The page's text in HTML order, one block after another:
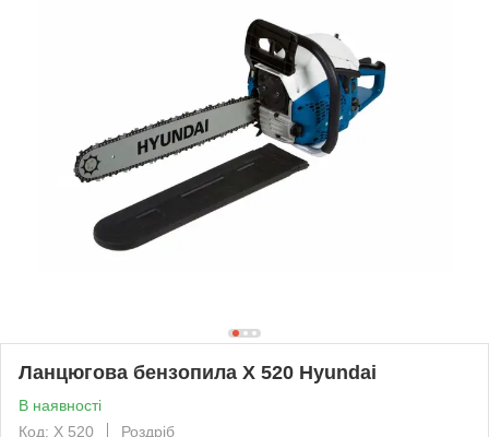
Ланцюгова бензопила X 520 Hyundai
В наявності
Код: X 520
Роздріб